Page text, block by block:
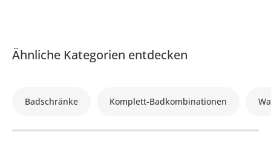
Ähnliche Kategorien entdecken
Badschränke Komplett-Badkombinationen